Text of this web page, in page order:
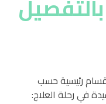
عمليات الخصوبة للنساء إلى 4 أقسام رئيسية حسب
في رحلة العلاج: